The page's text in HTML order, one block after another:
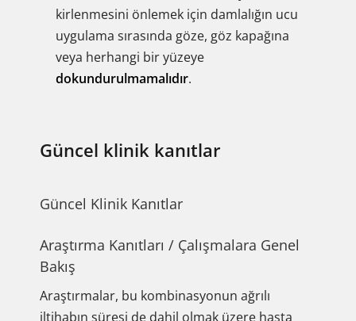
kirlenmesini önlemek için damlalığın ucu
uygulama sırasında göze, göz kapağına
veya herhangi bir yüzeye
dokundurulmamalıdır.
Güncel klinik kanıtlar
Güncel Klinik Kanıtlar
Araştırma Kanıtları / Çalışmalara Genel
Bakış
Araştırmalar, bu kombinasyonun ağrılı
iltihabın süresi de dahil olmak üzere hasta